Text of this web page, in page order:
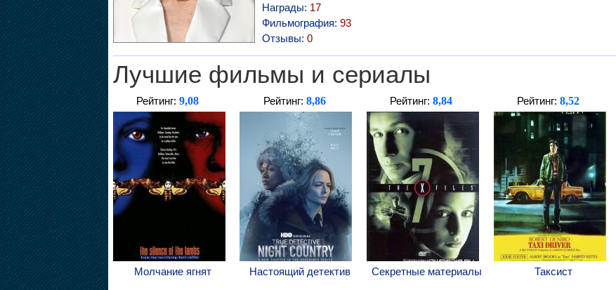
Награды: 17
Фильмография: 93
Отзывы: 0
Лучшие фильмы и сериалы
Рейтинг: 9,08
Молчание ягнят
Рейтинг: 8,86
Настоящий детектив
Рейтинг:8,84
Секретные материалы
Рейтинг:8,52
Таксист